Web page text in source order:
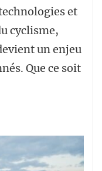
et
cyclisme,
un enjeu
Que ce soit